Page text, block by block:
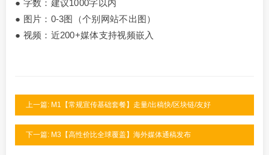
● 字数：建议1000字以内
● 图片：0-3图（个别网站不出图）
● 视频：近200+媒体支持视频嵌入
上一篇: M1【常规宣传基础套餐】走量/出稿快/区块链/友好
下一篇: M3【高性价比全球覆盖】海外媒体通稿发布